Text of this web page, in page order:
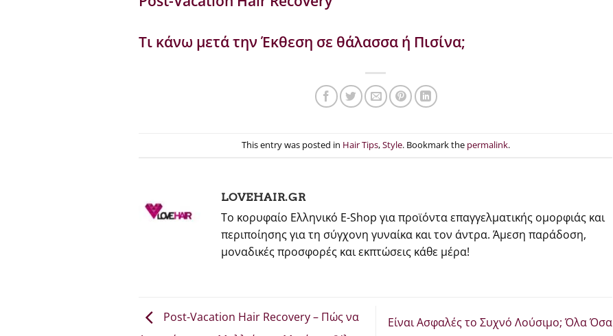
Τι κάνω μετά την Έκθεση σε θάλασσα ή Πισίνα;
This entry was posted in Hair Tips,Style. Bookmark the permalink.
LOVEHAIR.GR
Το κορυφαίο Ελληνικό E-Shop για προϊόντα επαγγελματικής ομορφιάς και
περιποίησης για τη σύγχονη γυναίκα και τον άντρα. Άμεση παράδοση,
μοναδικές προσφορές και εκπτώσεις κάθε μέρα!
Post-Vacation Hair Recovery – Πώς να
Είναι Ασφαλές το Συχνό Λούσιμο; Όλα Όσα